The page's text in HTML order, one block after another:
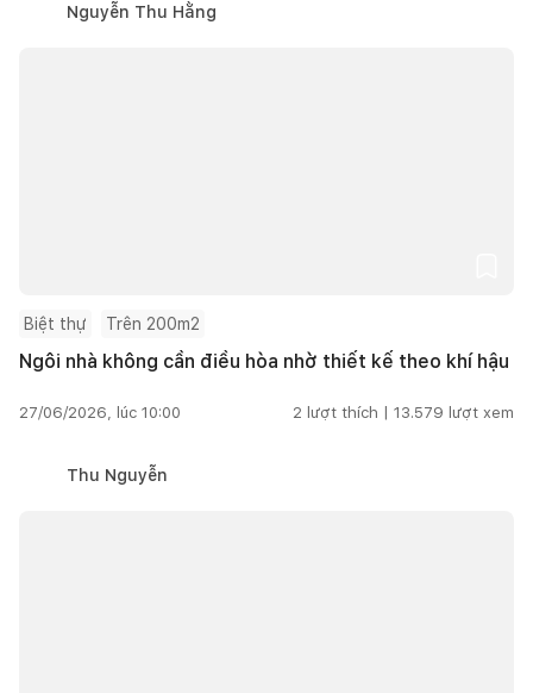
Nguyễn Thu Hằng
Biệt thự Trên 200m2
Ngôi nhà không cần điều hòa nhờ thiết kế theo khí hậu
27/06/2026, lúc 10:00 2 lượt thích | 13.579 lượt xem
Thu Nguyễn